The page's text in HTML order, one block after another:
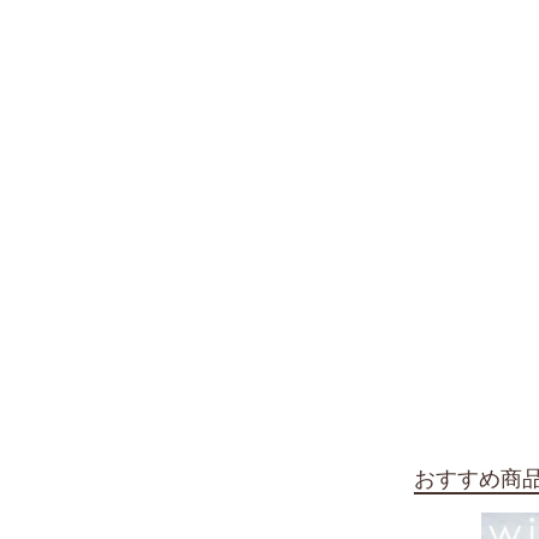
おすすめ商